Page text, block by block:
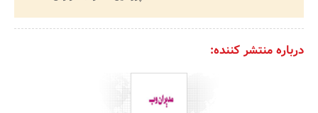
درباره منتشر کننده: